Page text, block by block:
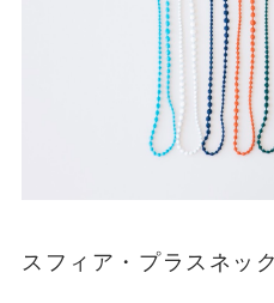
発色の良いオレンジは
ントとなります。ブラ
イメージに…